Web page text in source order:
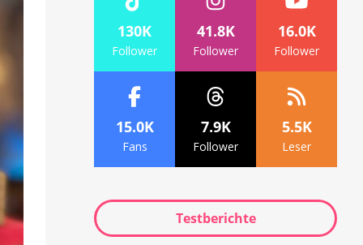
130K
Follower
41.8K
Follower
16.0K
Follower
15.0K
Fans
7.9K
Follower
5.5K
Leser
Testberichte